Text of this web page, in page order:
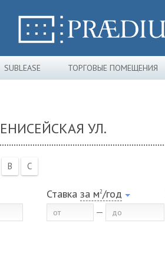
SUBLEASE ТОРГОВЫЕ ПОМЕЩЕНИЯ
УЛ.
B C
Ставка за м2/год